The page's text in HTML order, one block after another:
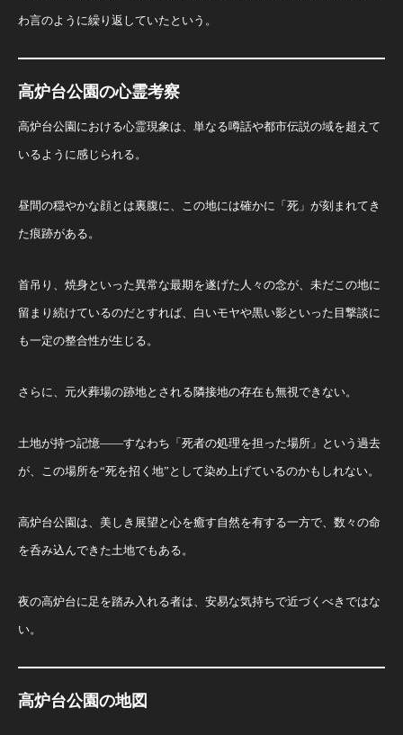
わ言のように繰り返していたという。
高炉台公園の心霊考察
高炉台公園における心霊現象は、単なる噂話や都市伝説の域を超えて
いるように感じられる。
昼間の穏やかな顔とは裏腹に、この地には確かに「死」が刻まれてき
た痕跡がある。
首吊り、焼身といった異常な最期を遂げた人々の念が、未だこの地に
留まり続けているのだとすれば、白いモヤや黒い影といった目撃談に
も一定の整合性が生じる。
さらに、元火葬場の跡地とされる隣接地の存在も無視できない。
土地が持つ記憶――すなわち「死者の処理を担った場所」という過去
が、この場所を“死を招く地”として染め上げているのかもしれない。
高炉台公園は、美しき展望と心を癒す自然を有する一方で、数々の命
を呑み込んできた土地でもある。
夜の高炉台に足を踏み入れる者は、安易な気持ちで近づくべきではな
い。
高炉台公園の地図